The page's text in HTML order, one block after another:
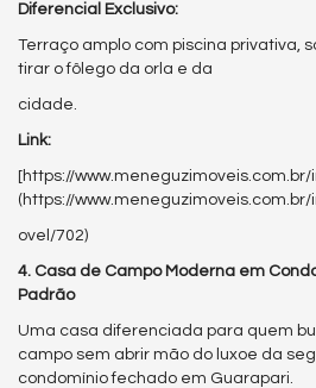
Diferencial Exclusivo:
Terraço amplo com piscina privativa,
tirar o fôlego da orla e da
cidade.
Link:
[https://www.meneguzimoveis.com.br/
(https://www.meneguzimoveis.com.br/
ovel/702)
4. Casa de Campo Moderna em
Padrão
Uma casa diferenciada para quem
campo sem abrir mão do luxoe da
condomínio fechado em Guarapari.